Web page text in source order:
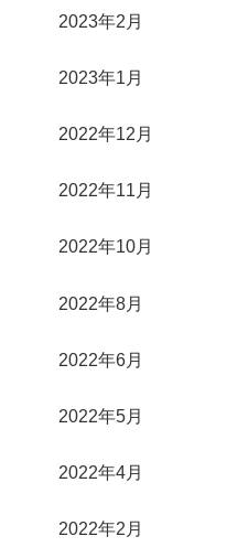
2023年2月
2023年1月
2022年12月
2022年11月
2022年10月
2022年8月
2022年6月
2022年5月
2022年4月
2022年2月